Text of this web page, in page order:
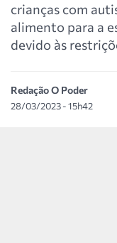
crianças com
alimento para a
devido às
Redação O Poder
28/03/2023 - 15h42